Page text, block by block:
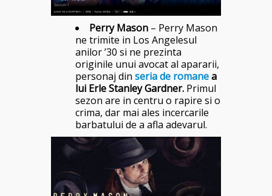
Perry Mason – Perry Mason
ne trimite in Los Angelesul
anilor ’30 si ne prezinta
originile unui avocat al apararii,
personaj din seria de romanea
lui Erle Stanley Gardner. Primul
sezon are in centru o rapire si o
crima, dar mai ales incercarile
barbatului de a afla adevarul.